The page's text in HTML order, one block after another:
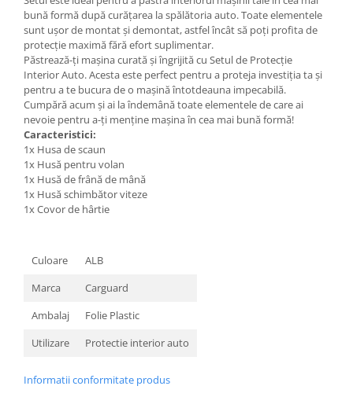
Nissan
Opel
Peugeot
Renault
Rover
Saab
Seat
Skoda
Suzuki
Universale
Volkswagen
Scule pentru tinichigerie
Alte scule pneumatice
Chei cu clichet
Filtre Pneumatice
bună formă după curățarea la spălătoria auto. Toate elementele
sunt ușor de montat și demontat, astfel încât să poți profita de
protecție maximă fără efort suplimentar.
Păstrează-ți mașina curată și îngrijită cu Setul de Protecție
Interior Auto. Acesta este perfect pentru a proteja investiția ta și
pentru a te bucura de o mașină întotdeauna impecabilă.
Cumpără acum și ai la îndemână toate elementele de care ai
nevoie pentru a-ți menține mașina în cea mai bună formă!
Caracteristici:
1x Husa de scaun
1x Husă pentru volan
1x Husă de frână de mână
1x Husă schimbător viteze
1x Covor de hârtie
Culoare
ALB
Marca
Carguard
Ambalaj
Folie Plastic
Utilizare
Protectie interior auto
Informatii conformitate produs